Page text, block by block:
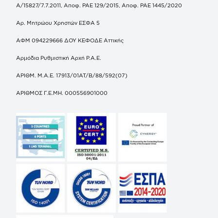
Α/15827/7.7.2011, Αποφ. ΡΑΕ 129/2015, Αποφ. ΡΑΕ 1445/2020
Αρ. Μητρώου Χρηστών ΕΣΦΑ 5
ΑΦΜ 094229666 ΔΟΥ ΚΕΦΟΔΕ Αττικής
Αρμόδια Ρυθμιστική Αρχή Ρ.Α.Ε.
ΑΡΙΘΜ. Μ.Α.Ε. 17913/01ΑΤ/Β/88/592(07)
ΑΡΙΘΜΟΣ Γ.Ε.ΜΗ. 000556901000